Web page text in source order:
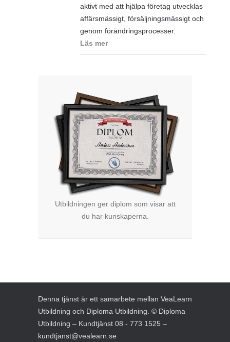
aktivt med att hjälpa företag utvecklas
affärsmässigt, försäljningsmässigt och
genom förändringsprocesser.
Läs mer
Utbildningen ger diplom som visar att
du har kunskaperna.
Denna tjänst är ett samarbete mellan VeaLearn
Utbildning och Diploma Utbildning . © Diploma
Utbildning – Kundtjänst 08 - 773 1525 –
kundtjanst@vealearn.se